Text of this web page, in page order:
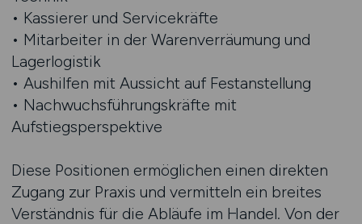
• Kassierer und Servicekräfte
• Mitarbeiter in der Warenverräumung und
Lagerlogistik
• Aushilfen mit Aussicht auf Festanstellung
• Nachwuchsführungskräfte mit
Aufstiegsperspektive
Diese Positionen ermöglichen einen direkten
Zugang zur Praxis und vermitteln ein breites
Verständnis für die Abläufe im Handel. Von der